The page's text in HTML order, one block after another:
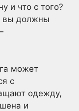
и что с того?
вы должны
может
с
одежду,
и